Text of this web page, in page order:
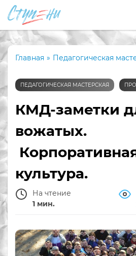
Главная » Педагогическая
ПЕДАГОГИЧЕСКАЯ МАСТЕРСКАЯ
КМД-заметки
вожатых.
культура.
На чтение
1 мин.